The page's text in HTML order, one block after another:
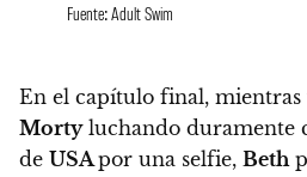
Fuente: Adult Swim
En el capítulo final, mientras
Mortyluchando duramente
de USApor una selfie, Beth